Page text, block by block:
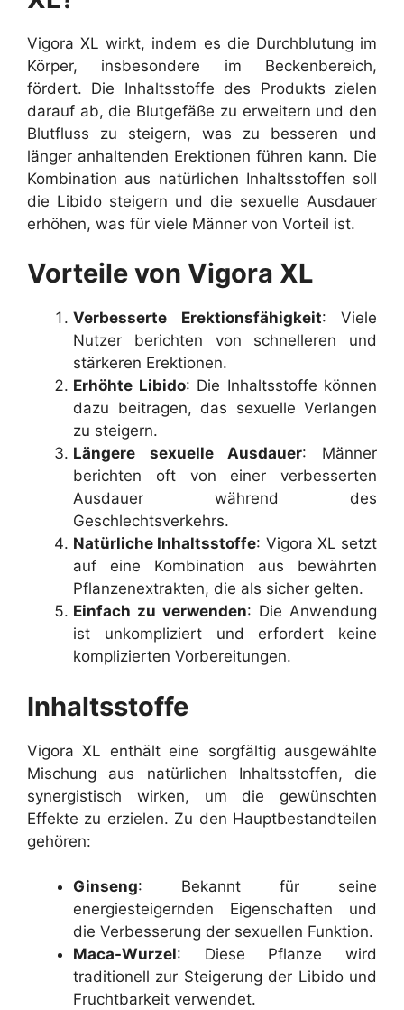
Vigora XL wirkt, indem es die Durchblutung im
Körper, insbesondere im Beckenbereich,
fördert. Die Inhaltsstoffe des Produkts zielen
darauf ab, die Blutgefäße zu erweitern und den
Blutfluss zu steigern, was zu besseren und
länger anhaltenden Erektionen führen kann. Die
Kombination aus natürlichen Inhaltsstoffen soll
die Libido steigern und die sexuelle Ausdauer
erhöhen, was für viele Männer von Vorteil ist.
Vorteile von Vigora XL
Verbesserte Erektionsfähigkeit: Viele
Nutzer berichten von schnelleren und
stärkeren Erektionen.
Erhöhte Libido: Die Inhaltsstoffe können
dazu beitragen, das sexuelle Verlangen
zu steigern.
Längere sexuelle Ausdauer: Männer
berichten oft von einer verbesserten
Ausdauer während des
Geschlechtsverkehrs.
Natürliche Inhaltsstoffe: Vigora XL setzt
auf eine Kombination aus bewährten
Pflanzenextrakten, die als sicher gelten.
Einfach zu verwenden: Die Anwendung
ist unkompliziert und erfordert keine
komplizierten Vorbereitungen.
Inhaltsstoffe
Vigora XL enthält eine sorgfältig ausgewählte
Mischung aus natürlichen Inhaltsstoffen, die
synergistisch wirken, um die gewünschten
Effekte zu erzielen. Zu den Hauptbestandteilen
gehören:
Ginseng: Bekannt für seine
energiesteigernden Eigenschaften und
die Verbesserung der sexuellen Funktion.
Maca-Wurzel: Diese Pflanze wird
traditionell zur Steigerung der Libido und
Fruchtbarkeit verwendet.